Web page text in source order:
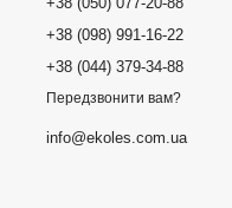
+38 (098) 991-16-22
+38 (044) 379-34-88
Передзвонити вам?
info@ekoles.com.ua